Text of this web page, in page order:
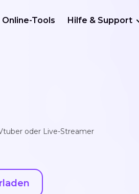
Online-Tools Hilfe & Support
oder Live-Streamer